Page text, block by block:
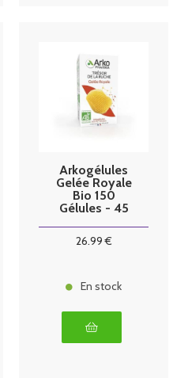
Arkogélules
Gelée Royale
Bio 150
Gélules - 45
26.99€
En stock